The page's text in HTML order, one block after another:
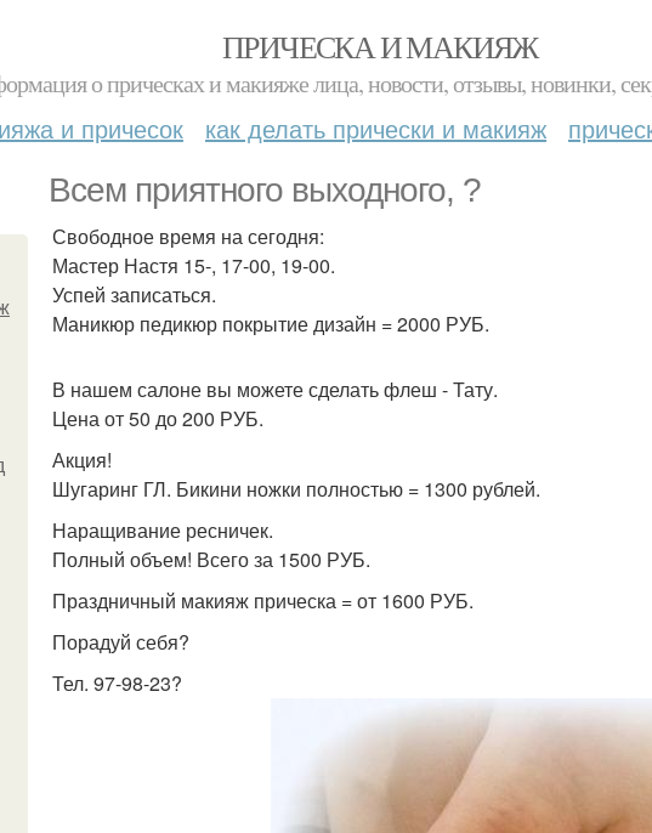
ПРИЧЕСКА И МАКИЯЖ
о прическах и макияже лица, новости, отзывы, новинки,
и причесок как делать прически и макияж
Всем приятного выходного, ?
Свободное время на сегодня:
Мастер Настя 15-, 17-00, 19-00.
Успей записаться.
Маникюр педикюр покрытие дизайн = 2000 РУБ.
В нашем салоне вы можете сделать флеш - Тату.
Цена от 50 до 200 РУБ.
Акция!
Шугаринг ГЛ. Бикини ножки полностью = 1300 рублей.
Наращивание ресничек.
Полный объем! Всего за 1500 РУБ.
Праздничный макияж прическа = от 1600 РУБ.
Порадуй себя?
Тел. 97-98-23?